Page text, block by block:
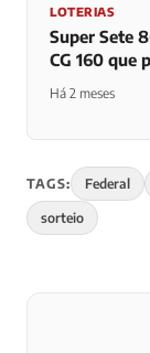
LOTERIAS
Super Sete
CG 160 que
Há 2 meses
TAGS: Federal
sorteio